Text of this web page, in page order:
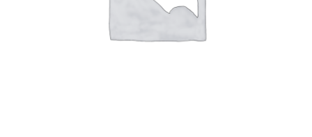
Droge Kruidenierswaren